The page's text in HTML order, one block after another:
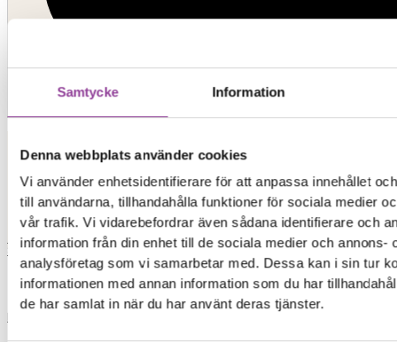
Samtycke Information
Denna webbplats använder cookies
Vi använder enhetsidentifierare för att anpassa innehållet
till användarna, tillhandahålla funktioner för sociala medier
vår trafik. Vi vidarebefordrar även sådana identifierare och
information från din enhet till de sociala medier och annons-
analysföretag som vi samarbetar med. Dessa kan i sin tur
informationen med annan information som du har
de har samlat in när du har använt deras tjänster.
Elon Ljud & Bild
0,00kr0Varukorg
Start